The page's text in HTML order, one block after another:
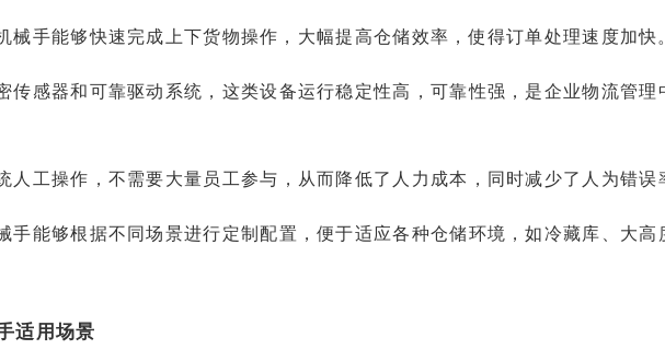
械手能够快速完成上下货物操作，大幅提高仓储效率，使得订单处理速度加快
传感器和可靠驱动系统，这类设备运行稳定性高，可靠性强，是企业物流管理
人工操作，不需要大量员工参与，从而降低了人力成本，同时减少了人为错误
手能够根据不同场景进行定制配置，便于适应各种仓储环境，如冷藏库、大高
适用场景